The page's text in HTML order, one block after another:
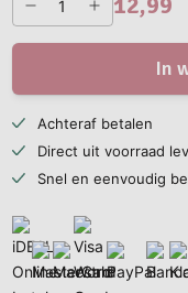
In
Achteraf betalen
Direct uit voorraad
Snel en eenvoudig